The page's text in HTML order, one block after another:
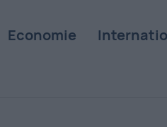
Economie